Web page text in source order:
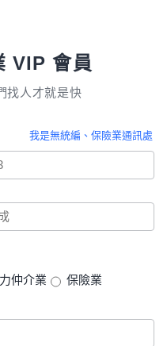
VIP 會員
找人才就是快
我是無統編、保險業通訊處
仲介業
保險業